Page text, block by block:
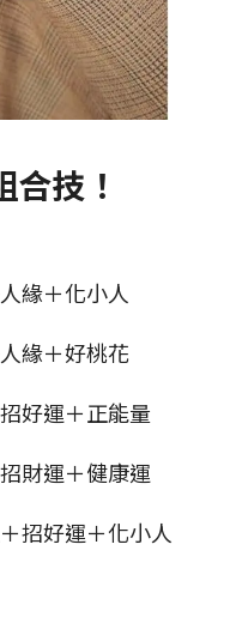
技！
緣＋化小人
緣＋好桃花
好運＋正能量
財運＋健康運
招好運＋化小人